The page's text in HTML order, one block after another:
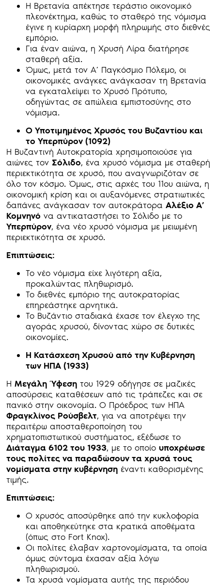
Η Βρετανία απέκτησε τεράστιο οικονομικό
πλεονέκτημα, καθώς το σταθερό της νόμισμα
έγινε η κυρίαρχη μορφή πληρωμής στο διεθνές
εμπόριο.
Για έναν αιώνα, η Χρυσή Λίρα διατήρησε
σταθερή αξία.
Όμως, μετά τον Α’ Παγκόσμιο Πόλεμο, οι
οικονομικές ανάγκες ανάγκασαν τη Βρετανία
να εγκαταλείψει το Χρυσό Πρότυπο,
οδηγώντας σε απώλεια εμπιστοσύνης στο
νόμισμα.
Ο Υποτιμημένος Χρυσός του Βυζαντίου και
το Υπερπύρον (1092)
Η Βυζαντινή Αυτοκρατορία χρησιμοποιούσε για
αιώνες τον Σόλιδο, ένα χρυσό νόμισμα με σταθερή
περιεκτικότητα σε χρυσό, που αναγνωριζόταν σε
όλο τον κόσμο. Όμως, στις αρχές του 11ου αιώνα, η
οικονομική κρίση και οι αυξανόμενες στρατιωτικές
δαπάνες ανάγκασαν τον αυτοκράτοραΑλέξιο Α’
Κομνηνό να αντικαταστήσει το Σόλιδο με το
Υπερπύρον, ένα νέο χρυσό νόμισμα με μειωμένη
περιεκτικότητα σε χρυσό.
Επιπτώσεις:
Το νέο νόμισμα είχε λιγότερη αξία,
προκαλώντας πληθωρισμό.
Το διεθνές εμπόριο της αυτοκρατορίας
επηρεάστηκε αρνητικά.
Το Βυζάντιο σταδιακά έχασε τον έλεγχο της
αγοράς χρυσού, δίνοντας χώρο σε δυτικές
οικονομίες.
Η Κατάσχεση Χρυσού από την Κυβέρνηση
των ΗΠΑ (1933)
ΗΜεγάλη Ύφεση του 1929 οδήγησε σε μαζικές
αποσύρσεις καταθέσεων από τις τράπεζες και σε
πανικό στην οικονομία. Ο Πρόεδρος των ΗΠΑ
Φραγκλίνος Ρούσβελτ, για να αποτρέψει την
περαιτέρω αποσταθεροποίηση του
χρηματοπιστωτικού συστήματος, εξέδωσε το
Διάταγμα 6102 του 1933, με το οποίουποχρέωσε
τους πολίτες να παραδώσουν τα χρυσά τους
νομίσματα στην κυβέρνηση έναντι καθορισμένης
τιμής.
Επιπτώσεις:
Ο χρυσός αποσύρθηκε από την κυκλοφορία
και αποθηκεύτηκε στα κρατικά αποθέματα
(όπως στο Fort Knox).
Οι πολίτες έλαβαν χαρτονομίσματα, τα οποία
όμως σύντομα έχασαν αξία λόγω
πληθωρισμού.
Τα χρυσά νομίσματα αυτής της περιόδου